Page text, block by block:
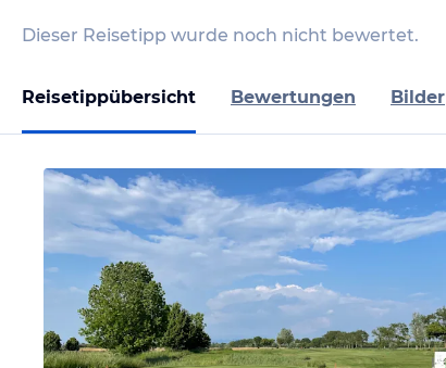
Dieser Reisetipp wurde noch nicht bewertet.
Reisetippübersicht Bewertungen Bilder